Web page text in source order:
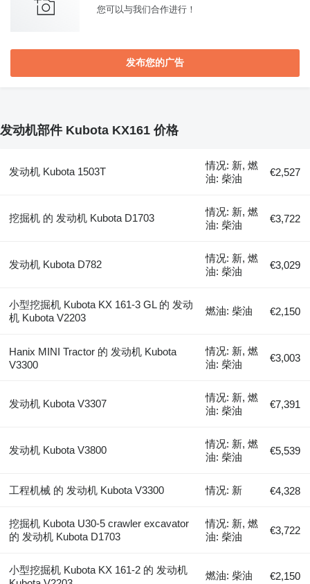
您可以与我们合作进行！
发布您的广告
发动机部件 Kubota KX161 价格
发动机 Kubota 1503T
情况: 新, 燃
油: 柴油
€2,527
挖掘机 的 发动机 Kubota D1703
情况: 新, 燃
油: 柴油
€3,722
发动机 Kubota D782
情况: 新, 燃
油: 柴油
€3,029
小型挖掘机 Kubota KX 161-3 GL 的 发动
机 Kubota V2203
燃油: 柴油 €2,150
Hanix MINI Tractor 的 发动机 Kubota
V3300
情况: 新, 燃
油: 柴油
€3,003
发动机 Kubota V3307
情况: 新, 燃
油: 柴油
€7,391
发动机 Kubota V3800
情况: 新, 燃
油: 柴油
€5,539
工程机械 的 发动机 Kubota V3300 情况: 新 €4,328
挖掘机 Kubota U30-5 crawler excavator
的 发动机 Kubota D1703
情况: 新, 燃
油: 柴油
€3,722
小型挖掘机 Kubota KX 161-2 的 发动机
燃油: 柴油 €2,150